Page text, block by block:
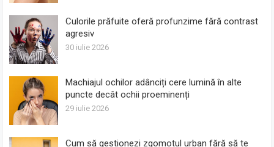
Culorile prăfuite oferă profunzime fără contrast
agresiv
30 iulie 2026
Machiajul ochilor adânciți cere lumină în alte
puncte decât ochii proeminenți
29 iulie 2026
Cum să gestionezi zgomotul urban fără să te